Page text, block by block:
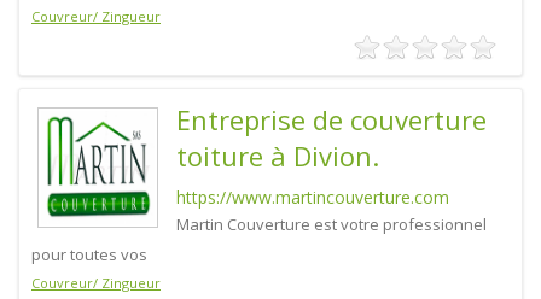
Couvreur/ Zingueur
Entreprise de couverture
toiture à Divion.
https://www.martincouverture.com
Martin Couverture est votre professionnel
pour toutes vos
Couvreur/ Zingueur